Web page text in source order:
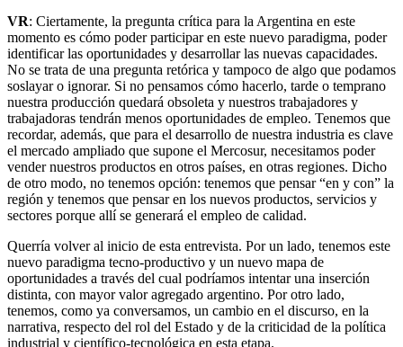
VR: Ciertamente, la pregunta crítica para la Argentina en este
momento es cómo poder participar en este nuevo paradigma, poder
identificar las oportunidades y desarrollar las nuevas capacidades.
No se trata de una pregunta retórica y tampoco de algo que podamos
soslayar o ignorar. Si no pensamos cómo hacerlo, tarde o temprano
nuestra producción quedará obsoleta y nuestros trabajadores y
trabajadoras tendrán menos oportunidades de empleo. Tenemos que
recordar, además, que para el desarrollo de nuestra industria es clave
el mercado ampliado que supone el Mercosur, necesitamos poder
vender nuestros productos en otros países, en otras regiones. Dicho
de otro modo, no tenemos opción: tenemos que pensar “en y con” la
región y tenemos que pensar en los nuevos productos, servicios y
sectores porque allí se generará el empleo de calidad.
Querría volver al inicio de esta entrevista. Por un lado, tenemos este
nuevo paradigma tecno-productivo y un nuevo mapa de
oportunidades a través del cual podríamos intentar una inserción
distinta, con mayor valor agregado argentino. Por otro lado,
tenemos, como ya conversamos, un cambio en el discurso, en la
narrativa, respecto del rol del Estado y de la criticidad de la política
industrial y científico-tecnológica en esta etapa.